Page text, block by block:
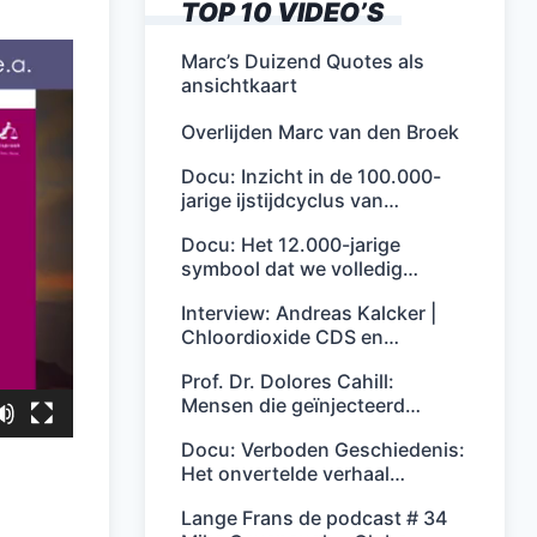
TOP 10 VIDEO’S
Marc’s Duizend Quotes als
ansichtkaart
Overlijden Marc van den Broek
Docu: Inzicht in de 100.000-
jarige ijstijdcyclus van…
Docu: Het 12.000-jarige
symbool dat we volledig…
Interview: Andreas Kalcker |
Chloordioxide CDS en…
Prof. Dr. Dolores Cahill:
Mensen die geïnjecteerd…
Docu: Verboden Geschiedenis:
Het onvertelde verhaal…
Lange Frans de podcast # 34